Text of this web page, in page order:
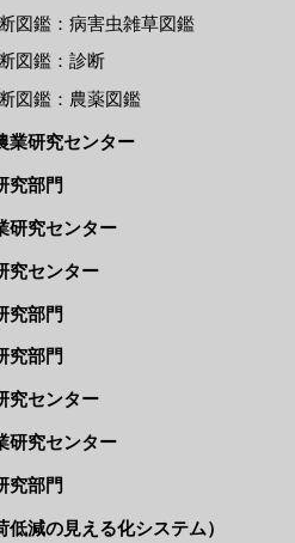
図鑑：病害虫雑草図鑑
図鑑：診断
図鑑：農薬図鑑
業研究センター
究部門
研究センター
究センター
究部門
究部門
究センター
研究センター
究部門
減の見える化システム）